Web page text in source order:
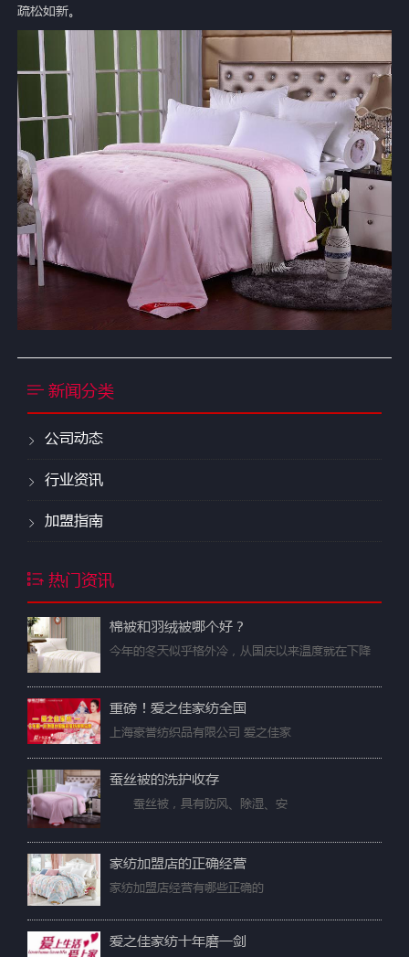
疏松如新。
新闻分类
公司动态
行业资讯
加盟指南
热门资讯
棉被和羽绒被哪个好？
今年的冬天似乎格外冷，从国庆以来温度就在下降
重磅！爱之佳家纺全国
上海豪誉纺织品有限公司 爱之佳家
蚕丝被的洗护收存
蚕丝被，具有防风、除湿、安
家纺加盟店的正确经营
家纺加盟店经营有哪些正确的
爱之佳家纺十年磨一剑